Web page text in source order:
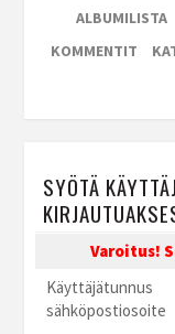
ALBUMILISTA
KOMMENTIT
SYÖTÄ
Varoitus!
Käyttäjätunnus
sähköpostiosoite